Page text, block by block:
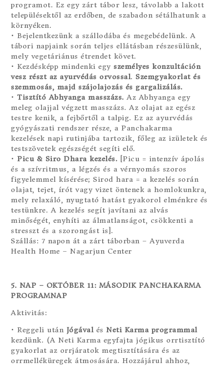
programot. Ez egy zárt tábor lesz, távolabb a lakott
településektől az erdőben, de szabadon sétálhatunk a
környéken.
• Bejelentkezünk a szállodába és megebédelünk. A
tábori napjaink során teljes ellátásban részesülünk,
mely vegetáriánus étrendet követ.
• Kezdésképp mindenki egy személyes konzultáción
vesz részt az ayurvédás orvossal. Szemgyakorlat és
szemmosás, majd szájolajozás és gargalizálás.
•Tisztító Abhyanga masszázs. Az Abhyanga egy
meleg olajjal végzett masszázs. Az olajat az egész
testre kenik, a fejbőrtől a talpig. Ez az ayurvédás
gyógyászati rendszer része, a Panchakarma
kezelések napi rutinjába tartozik, főleg az izületek és
testszövetek egészségét segíti elő.
•Picu & Siro Dhara kezelés. [Picu = intenzív ápolás
és a szívritmus, a légzés és a vérnyomás szoros
figyelemmel kísérése; Sirod hara = a kezelés során
olajat, tejet, írót vagy vizet öntenek a homlokunkra,
mely relaxáló, nyugtató hatást gyakorol elménkre és
testünkre. A kezelés segít javítani az alvás
minőségét, enyhíti az álmatlanságot, csökkenti a
stresszt és a szorongást is].
Szállás: 7 napon át a zárt táborban – Ayuverda
Health Home – Nagarjun Center
5. NAP – OKTÓBER 11: MÁSODIK PANCHAKARMA
PROGRAMNAP
Aktivitás:
• Reggeli után JógávalésNeti Karma programmal
kezdünk. (A Neti Karma egyfajta jógikus orrtisztító
gyakorlat az orrjáratok megtisztítására és az
orrmelléküregek átmosására. Hozzájárul ahhoz,